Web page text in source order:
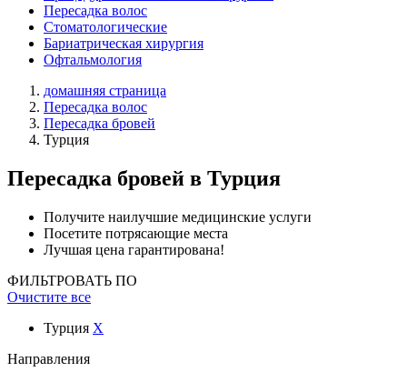
Пересадка волос
Стоматологические
Бариатрическая хирургия
Офтальмология
домашняя страница
Пересадка волос
Пересадка бровей
Турция
Пересадка бровей в Турция
Получите наилучшие медицинские услуги
Посетите потрясающие места
Лучшая цена гарантирована!
ФИЛЬТРОВАТЬ ПО
Очистите все
Турция X
Направления